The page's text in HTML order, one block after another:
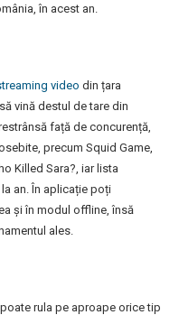
în acest an.
video din țara
vină destul de tare din
față de concurență,
precum Squid Game,
Killed Sara?, iar lista
an. În aplicație poți
și în modul offline, însă
ales.
rula pe aproape orice tip